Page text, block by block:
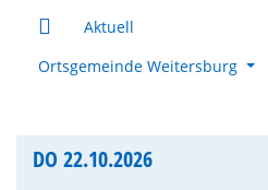
Aktuell
Ortsgemeinde Weitersburg
DO 22.10.2026